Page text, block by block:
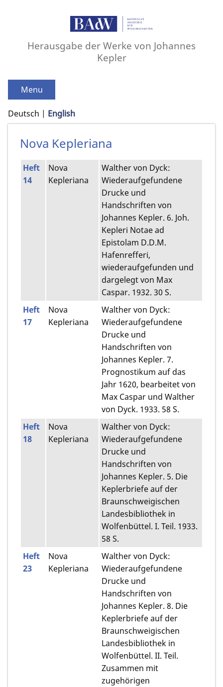
Herausgabe der Werke von Johannes
Kepler
Menu
Deutsch English
Nova Kepleriana
Heft
14
Nova
Kepleriana
Walther von Dyck:
Wiederaufgefundene
Drucke und
Handschriften von
Johannes Kepler. 6. Joh.
Kepleri Notae ad
Epistolam D.D.M.
Hafenrefferi,
wiederaufgefunden und
dargelegt von Max
Caspar. 1932. 30 S.
Heft
17
Nova
Kepleriana
Walther von Dyck:
Wiederaufgefundene
Drucke und
Handschriften von
Johannes Kepler. 7.
Prognostikum auf das
Jahr 1620, bearbeitet von
Max Caspar und Walther
von Dyck. 1933. 58 S.
Heft
18
Nova
Kepleriana
Walther von Dyck:
Wiederaufgefundene
Drucke und
Handschriften von
Johannes Kepler. 5. Die
Keplerbriefe auf der
Braunschweigischen
Landesbibliothek in
Wolfenbüttel. I. Teil. 1933.
58 S.
Heft
23
Nova
Kepleriana
Walther von Dyck:
Wiederaufgefundene
Drucke und
Handschriften von
Johannes Kepler. 8. Die
Keplerbriefe auf der
Braunschweigischen
Landesbibliothek in
Wolfenbüttel. II. Teil.
Zusammen mit
zugehörigen